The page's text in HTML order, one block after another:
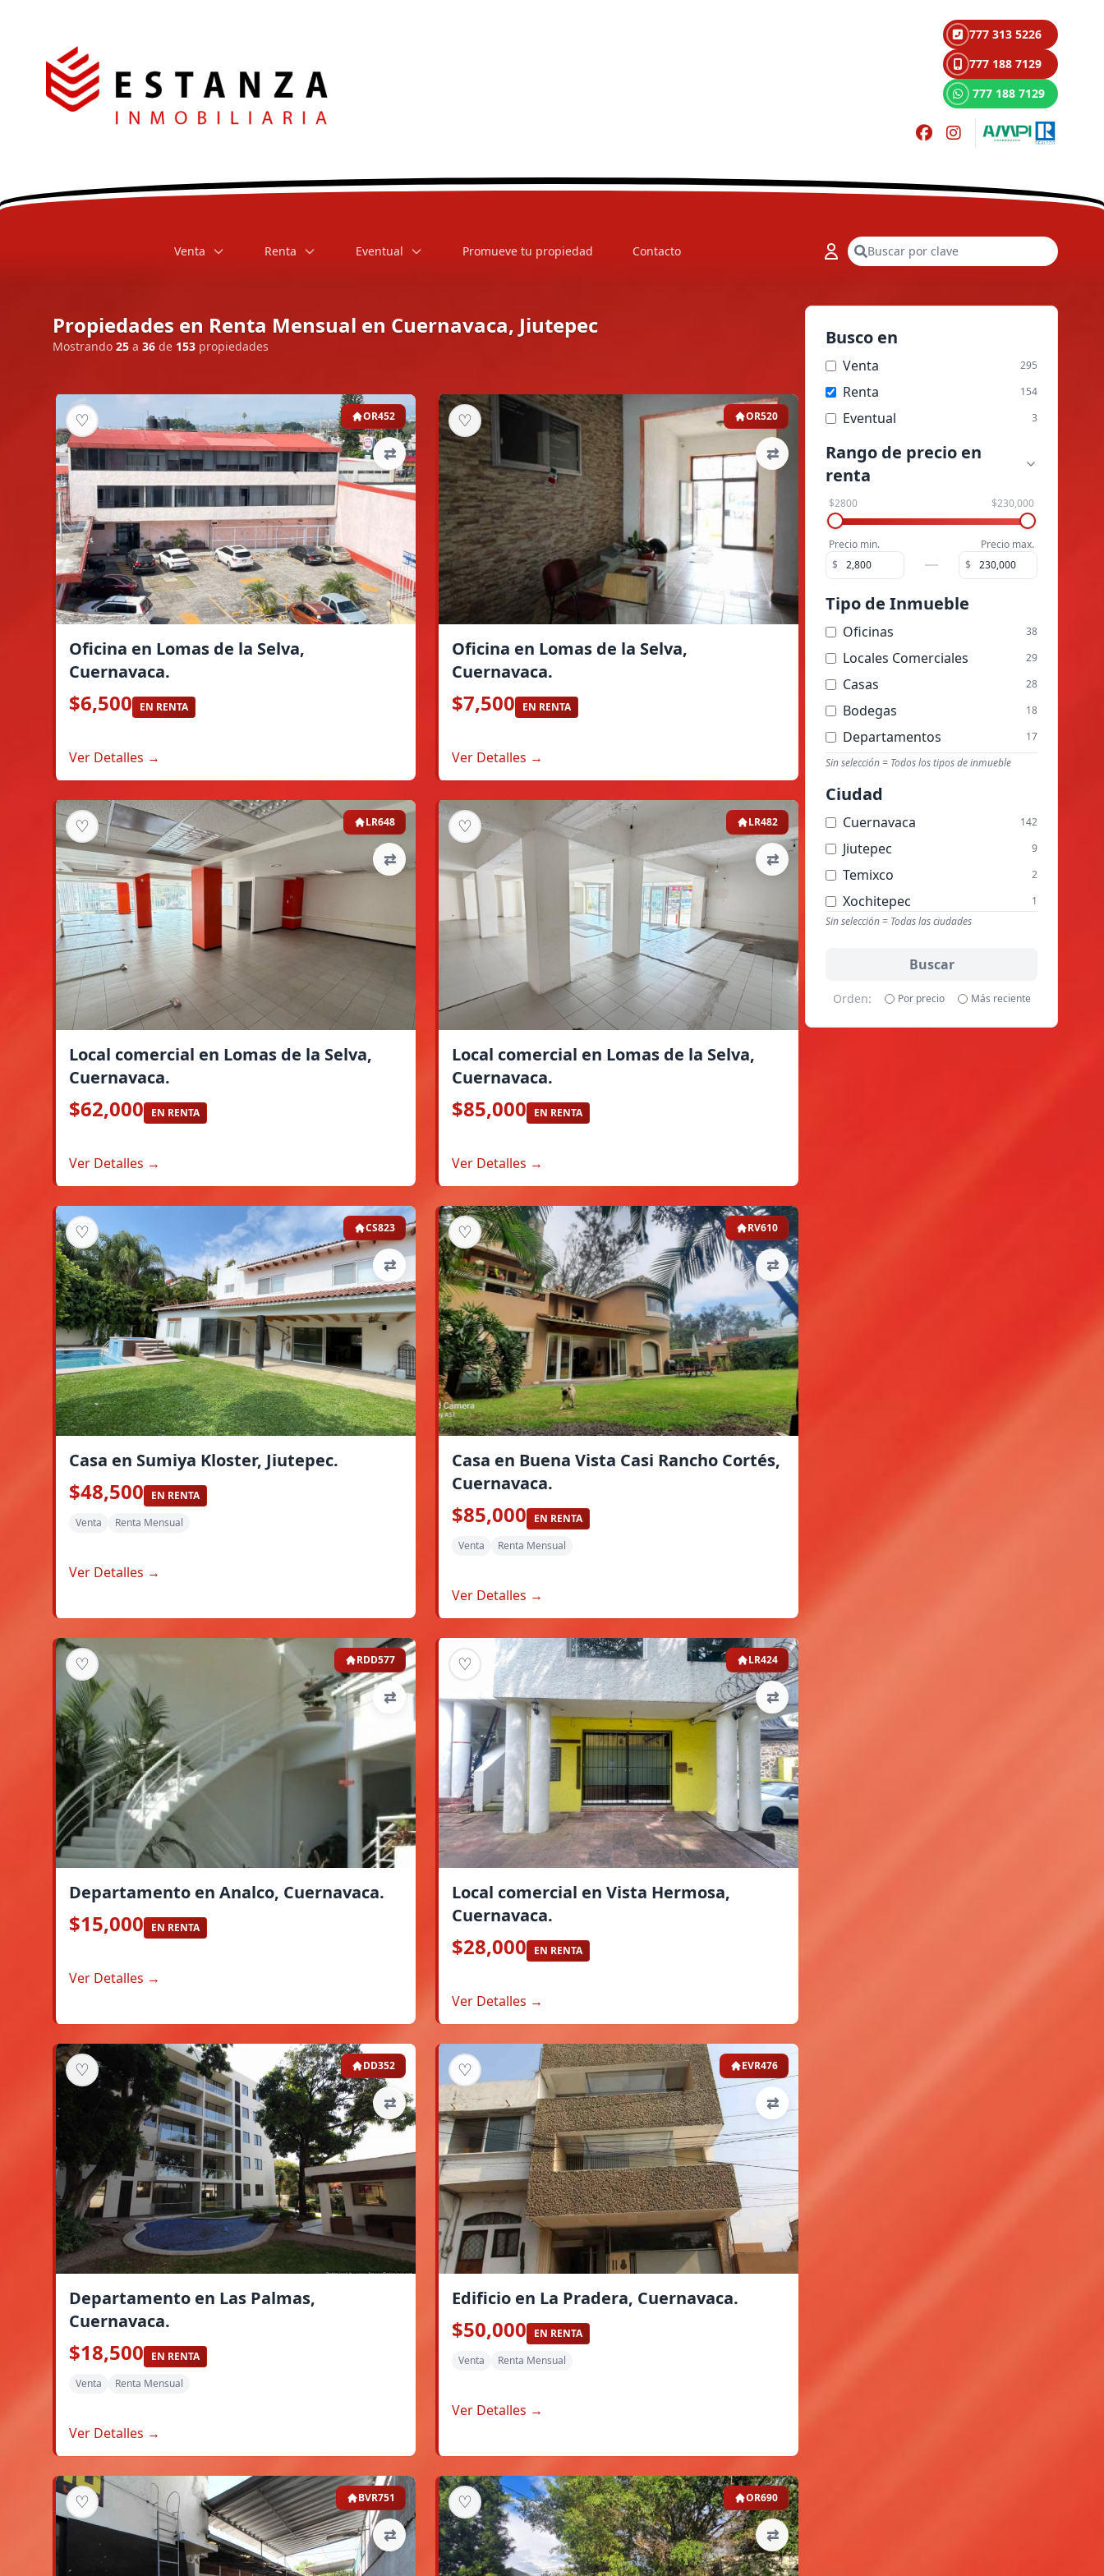
777 313 5226
777 188 7129
777 188 7129
Venta Renta Eventual Promueve tu propiedad Contacto Buscar
Propiedades en Renta Mensual en Cuernavaca, Jiutepec
Mostrando 25 a 36 de 153 propiedades
♡
⇄
OR452
Oficina en Lomas de la Selva,
Cuernavaca.
$6,500 EN RENTA
Ver Detalles →
♡
⇄
OR520
Oficina en Lomas de la Selva,
Cuernavaca.
$7,500 EN RENTA
Ver Detalles →
♡
⇄
LR648
Local comercial en Lomas de la Selva,
Cuernavaca.
$62,000 EN RENTA
Ver Detalles →
♡
⇄
LR482
Local comercial en Lomas de la Selva,
Cuernavaca.
$85,000 EN RENTA
Ver Detalles →
♡
⇄
CS823
Casa en Sumiya Kloster, Jiutepec.
$48,500
EN RENTA
Venta
Renta Mensual
Ver Detalles →
♡
⇄
RV610
Casa en Buena Vista Casi Rancho Cortés,
Cuernavaca.
$85,000
EN RENTA
Venta
Renta Mensual
Ver Detalles →
♡
⇄
RDD577
Departamento en Analco, Cuernavaca.
$15,000 EN RENTA
Ver Detalles →
♡
⇄
LR424
Local comercial en Vista Hermosa,
Cuernavaca.
$28,000 EN RENTA
Ver Detalles →
♡
⇄
DD352
Departamento en Las Palmas,
Cuernavaca.
$18,500
EN RENTA
Venta
Renta Mensual
Ver Detalles →
♡
⇄
EVR476
Edificio en La Pradera, Cuernavaca.
$50,000
EN RENTA
Venta
Renta Mensual
Ver Detalles →
♡
⇄
BVR751 ♡
⇄
OR690
Busco en
Venta 295
Renta 154
Eventual 3
Rango de precio en
renta
$2800 $230,000
Precio min.
Precio max.
$
$
Tipo de Inmueble
Oficinas 38
Locales Comerciales 29
Casas 28
Bodegas 18
Departamentos 17
Edificios
Terrenos
Terrenos Comerciales 4
Condominios 3
Sin selección = Todos los tipos de inmueble
Ciudad
Cuernavaca 142
Jiutepec 9
Temixco 2
Xochitepec
1
Sin selección = Todas las ciudades
Buscar
Orden: Por precio Más reciente